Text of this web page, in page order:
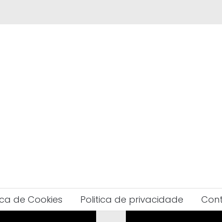
de Cookies Politica de privacidade